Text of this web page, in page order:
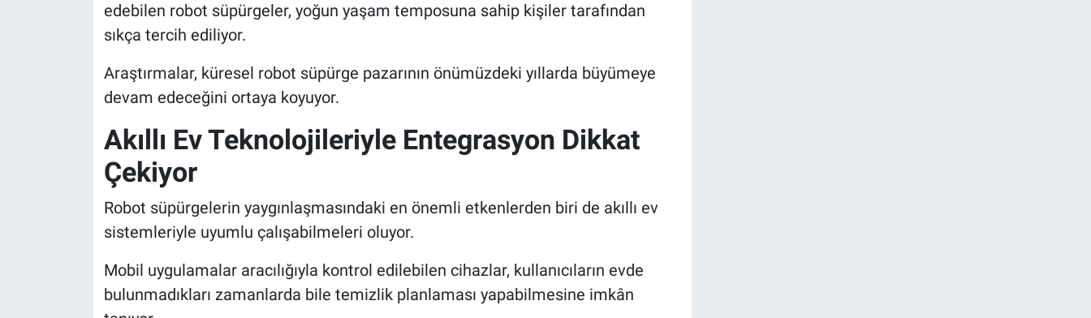
edebilen robot süpürgeler, yoğun yaşam temposuna sahip kişiler tarafından
sıkça tercih ediliyor.
Araştırmalar, küresel robot süpürge pazarının önümüzdeki yıllarda büyümeye
devam edeceğini ortaya koyuyor.
Akıllı Ev Teknolojileriyle Entegrasyon Dikkat
Çekiyor
Robot süpürgelerin yaygınlaşmasındaki en önemli etkenlerden biri de akıllı ev
sistemleriyle uyumlu çalışabilmeleri oluyor.
Mobil uygulamalar aracılığıyla kontrol edilebilen cihazlar, kullanıcıların evde
bulunmadıkları zamanlarda bile temizlik planlaması yapabilmesine imkân